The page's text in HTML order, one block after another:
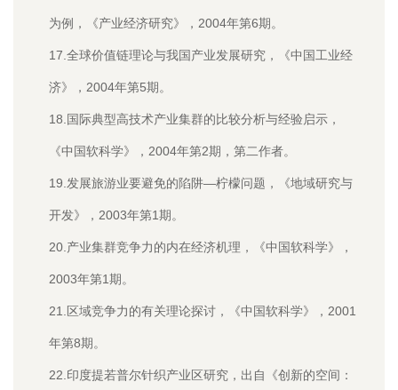
为例，《产业经济研究》，2004年第6期。
17.全球价值链理论与我国产业发展研究，《中国工业经
济》，2004年第5期。
18.国际典型高技术产业集群的比较分析与经验启示，
《中国软科学》，2004年第2期，第二作者。
19.发展旅游业要避免的陷阱—柠檬问题，《地域研究与
开发》，2003年第1期。
20.产业集群竞争力的内在经济机理，《中国软科学》，
2003年第1期。
21.区域竞争力的有关理论探讨，《中国软科学》，2001
年第8期。
22.印度提若普尔针织产业区研究，出自《创新的空间：